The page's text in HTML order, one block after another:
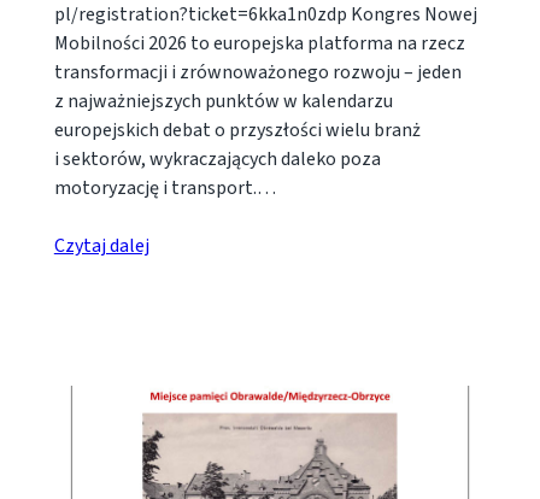
pl/registration?ticket=6kka1n0zdp Kongres Nowej
Mobilności 2026 to europejska platforma na rzecz
transformacji i zrównoważonego rozwoju – jeden
z najważniejszych punktów w kalendarzu
europejskich debat o przyszłości wielu branż
i sektorów, wykraczających daleko poza
motoryzację i transport.…
Czytaj dalej